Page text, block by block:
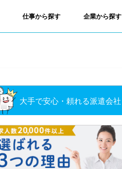
仕事から探す 企業から探す
大手で安心・頼れる派遣会社